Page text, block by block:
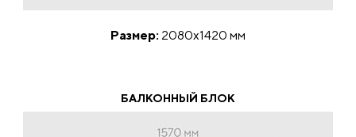
Размер: 2080х1420 мм
БАЛКОННЫЙ БЛОК